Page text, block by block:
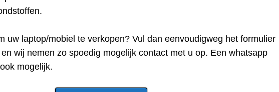
uw laptop/mobiel te verkopen? Vul dan eenvoudigweg het formulier
wij nemen zo spoedig mogelijk contact met u op. Een whatsapp
mogelijk.